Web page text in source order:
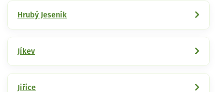
Hrubý Jeseník
Jíkev
Jiřice